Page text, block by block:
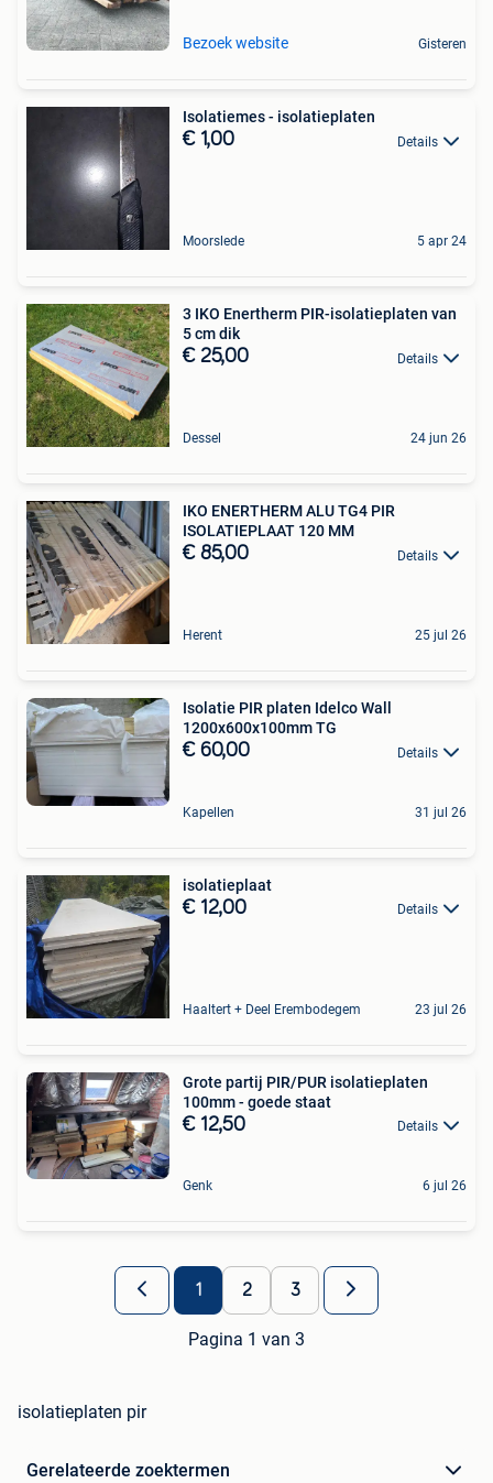
Bezoek website Gisteren
Isolatiemes - isolatieplaten
€ 1,00 Details
Moorslede 5 apr 24
3 IKO Enertherm PIR-isolatieplaten van
5 cm dik
€ 25,00 Details
Dessel 24 jun 26
IKO ENERTHERM ALU TG4 PIR
ISOLATIEPLAAT 120 MM
€ 85,00 Details
Herent 25 jul 26
Isolatie PIR platen Idelco Wall
1200x600x100mm TG
€ 60,00 Details
Kapellen 31 jul 26
isolatieplaat
€ 12,00 Details
Haaltert + Deel Erembodegem 23 jul 26
Grote partij PIR/PUR isolatieplaten
100mm - goede staat
€ 12,50 Details
Genk 6 jul 26
1 2 3
Pagina 1 van 3
isolatieplaten pir
Gerelateerde zoektermen